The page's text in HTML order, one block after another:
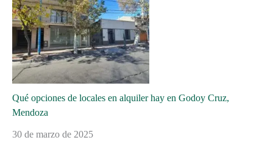
Qué opciones de locales en alquiler hay en Godoy Cruz,
Mendoza
30 de marzo de 2025